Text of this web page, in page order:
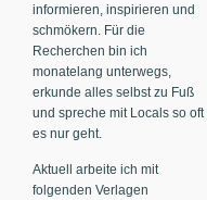
informieren, inspirieren und
schmökern. Für die
Recherchen bin ich
monatelang unterwegs,
erkunde alles selbst zu Fuß
und spreche mit Locals so oft
es nur geht.
Aktuell arbeite ich mit
folgenden Verlagen